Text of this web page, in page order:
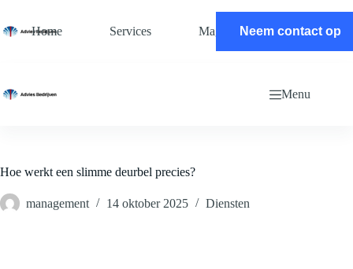
de
Home Services Magazine Contact
Neem contact op
Menu
Hoe werkt een slimme deurbel precies?
management 14 oktober 2025 Diensten